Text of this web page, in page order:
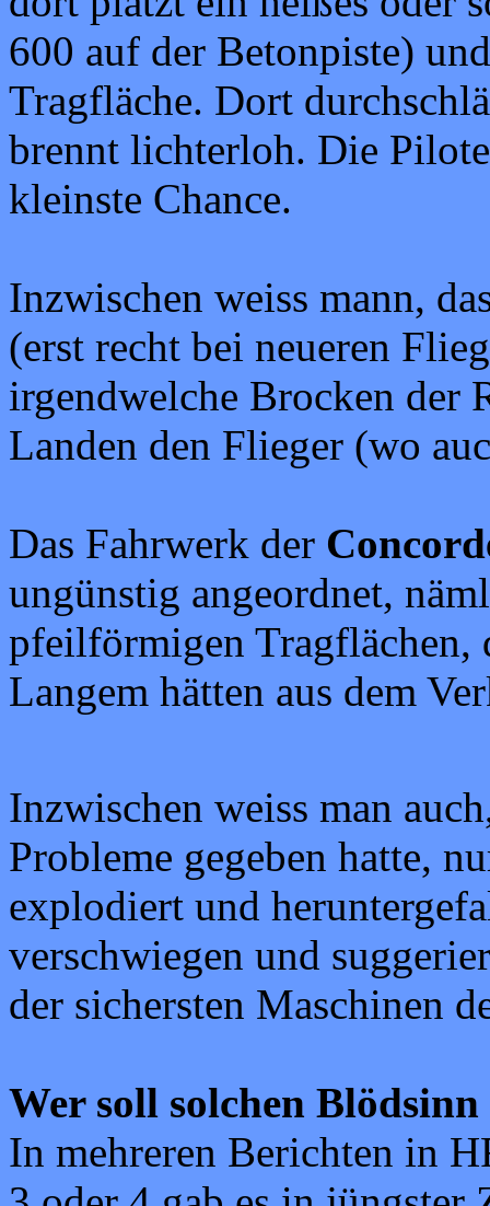
600 auf der Betonpiste)
Tragfläche. Dort
brennt lichterloh. Die
kleinste Chance.
Inzwischen weiss mann,
(erst recht bei neueren
irgendwelche Brocken der
Landen den Flieger (wo
Das Fahrwerk der
ungünstig angeordnet,
pfeilförmigen Tragflächen,
Langem hätten aus dem
Inzwischen weiss man
Probleme gegeben hatte,
explodiert und
verschwiegen und
der sichersten Maschinen
Wer soll solchen
In mehreren Berichten in